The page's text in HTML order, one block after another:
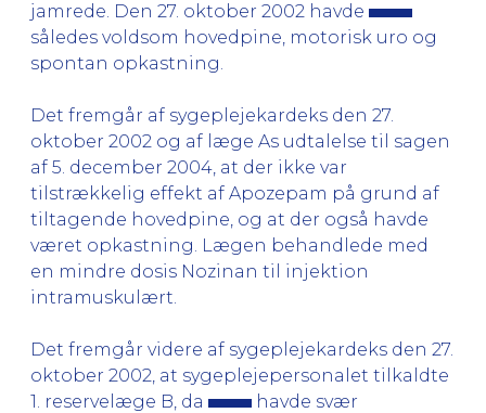
jamrede. Den 27. oktober 2002 havde
således voldsom hovedpine, motorisk uro og
spontan opkastning.
Det fremgår af sygeplejekardeks den 27.
oktober 2002 og af læge As udtalelse til sagen
af 5. december 2004, at der ikke var
tilstrækkelig effekt af Apozepam på grund af
tiltagende hovedpine, og at der også havde
været opkastning. Lægen behandlede med
en mindre dosis Nozinan til injektion
intramuskulært.
Det fremgår videre af sygeplejekardeks den 27.
oktober 2002, at sygeplejepersonalet tilkaldte
1. reservelæge B, da
havde svær